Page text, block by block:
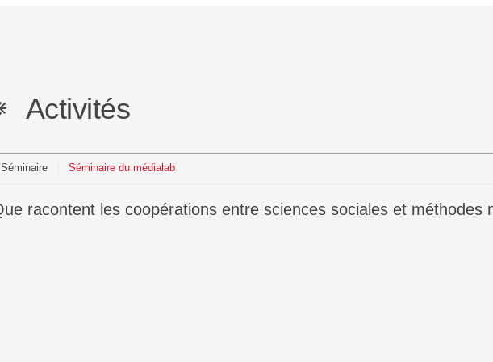
Activités
Séminaire Séminaire du médialab
Que racontent les coopérations entre sciences sociales et méthodes